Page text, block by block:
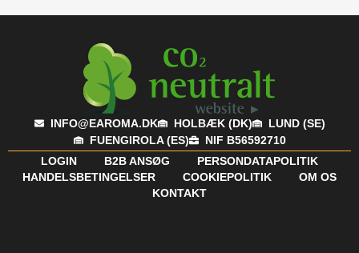
INFO@EAROMA.DK HOLBÆK (DK)
LUND (SE)
FUENGIROLA (ES)
NIF B56592710
LOGIN
B2B ANSØG
PERSONDATAPOLITIK
HANDELSBETINGELSER
COOKIEPOLITIK
OM OS
KONTAKT